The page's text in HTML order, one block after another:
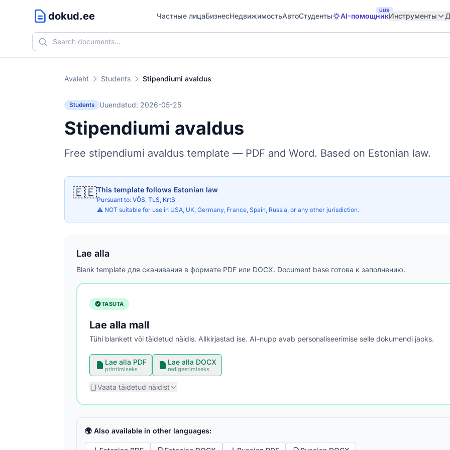
dokud.ee Частные лицаБизнесНедвижимостьАвтоСтуденты
UUS
AI-помощникИнструменты
Avaleht Students Stipendiumi avaldus
Students Uuendatud: 2026-05-25
Stipendiumi avaldus
Free stipendiumi avaldus template — PDF and Word. Based on Estonian law.
🇪🇪This template follows Estonian law
Pursuant to: VÕS, TLS, KrtS
⚠️ NOT suitable for use in USA, UK, Germany, France, Spain, Russia, or any other jurisdiction.
Lae alla
Blank template для скачивания в формате PDF или DOCX. Document base готова к заполнению.
TASUTA
Lae alla mall
Tühi blankett või täidetud näidis. Allkirjastad ise. AI-nupp avab personaliseerimise selle dokumendi jaoks.
Lae alla PDF
printimiseks
Lae alla DOCX
redigeerimiseks
Vaata täidetud näidist
🌍 Also available in other languages: